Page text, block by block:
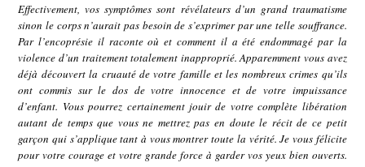
Effectivement, vos symptômes sont révélateurs d’un grand traumatisme
sinon le corps n’aurait pas besoin de s’exprimer par une telle souffrance.
Par l’encoprésie il raconte où et comment il a été endommagé par la
violence d’un traitement totalement inapproprié. Apparemment vous avez
déjà découvert la cruauté de votre famille et les nombreux crimes qu’ils
ont commis sur le dos de votre innocence et de votre impuissance
d’enfant. Vous pourrez certainement jouir de votre complète libération
autant de temps que vous ne mettrez pas en doute le récit de ce petit
garçon qui s’applique tant à vous montrer toute la vérité. Je vous félicite
pour votre courage et votre grande force à garder vos yeux bien ouverts.